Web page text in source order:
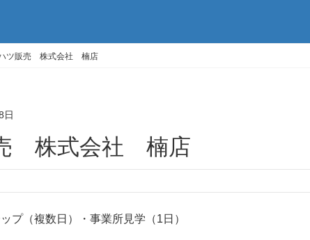
ツ販売 株式会社 楠店
日
売 株式会社 楠店
プ（複数日）・事業所見学（1日）